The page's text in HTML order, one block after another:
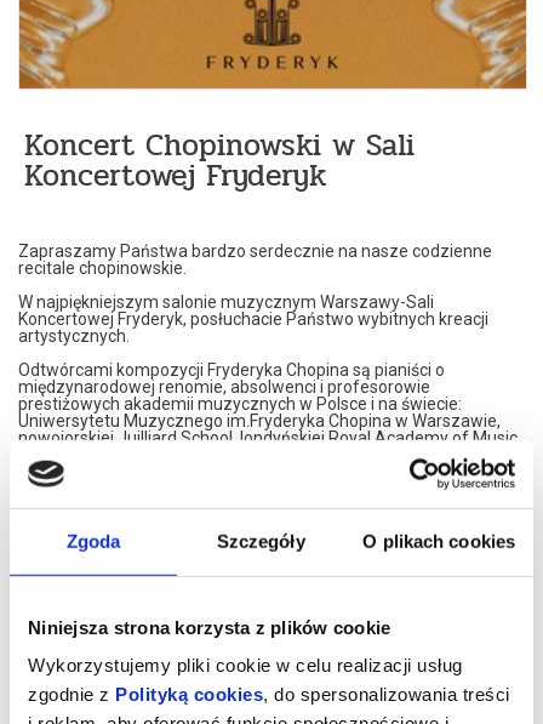
Zgoda Szczegóły O plikach cookies
Niniejsza strona korzysta z plików cookie
Wykorzystujemy pliki cookie w celu realizacji usług
zgodnie z Polityką cookies, do spersonalizowania treści
Koncert Chopinowski w Sali
Koncertowej Fryderyk
Zapraszamy Państwa bardzo serdecznie na nasze codzienne
recitale chopinowskie.
W najpiękniejszym salonie muzycznym Warszawy-Sali
Koncertowej Fryderyk, posłuchacie Państwo wybitnych kreacji
artystycznych.
Odtwórcami kompozycji Fryderyka Chopina są pianiści o
międzynarodowej renomie, absolwenci i profesorowie
prestiżowych akademii muzycznych w Polsce i na świecie:
Uniwersytetu Muzycznego im.Fryderyka Chopina w Warszawie,
nowojorskiej Juilliard School, londyńskiej Royal Academy of Music,
Konserwatorium w Moskwie czy francuskiego Conservatoire de
Paris.
Nasi artyści przedstawiają własne interpretacje utworów
Jego kompozycje.
Artyści graja na znakomitym, koncertowym fortepianie Steinway,
Koncerty maja formę XIX spotkań muzycznych. Wnętrze,
inspirowane jest XIX wiekiem, stąd eleganckie, kryształowe
żyrandole i stylowe dodatki XIX wiecznych designerów. Sala
Koncertowa Fryderyk została uznana za najpiękniejszą sale
kameralną w Warszawie.